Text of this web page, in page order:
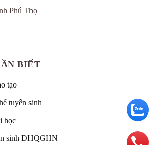
Phú Thọ
BIẾT
tạo
tuyển sinh
học
sinh ĐHQGHN